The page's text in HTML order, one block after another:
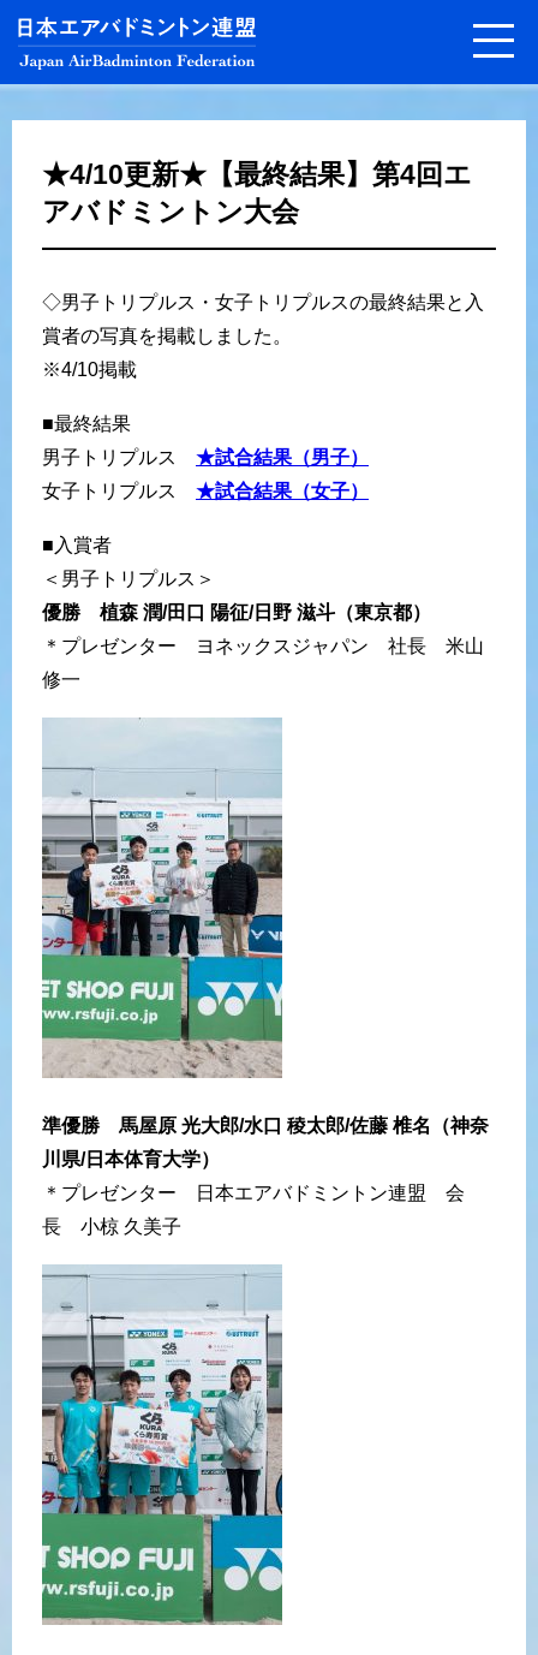
★4/10更新★【最終結果】第4回エ
アバドミントン大会
◇男子トリプルス・女子トリプルスの最終結果と入
賞者の写真を掲載しました。
※4/10掲載
■最終結果
男子トリプルス ★試合結果（男子）
女子トリプルス ★試合結果（女子）
■入賞者
＜男子トリプルス＞
優勝 植森 潤/田口 陽征/日野 滋斗（東京都）
＊プレゼンター ヨネックスジャパン 社長 米山
修一
準優勝 馬屋原 光大郎/水口 稜太郎/佐藤 椎名（神奈
川県/日本体育大学）
＊プレゼンター 日本エアバドミントン連盟 会
長 小椋 久美子